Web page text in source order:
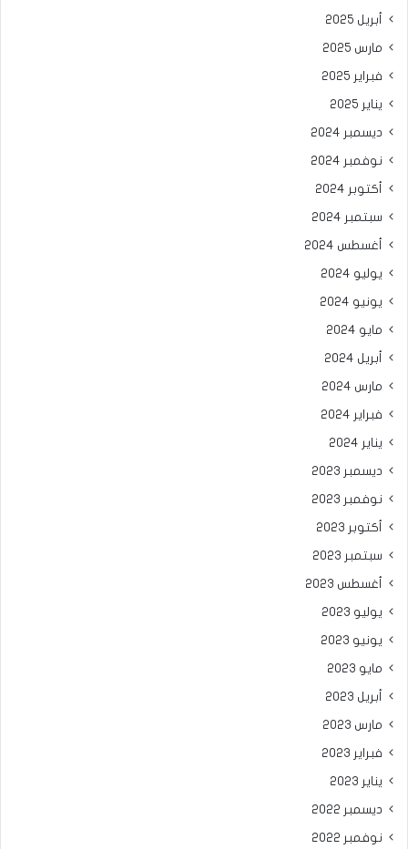
أبريل 2025
مارس 2025
فبراير 2025
يناير 2025
ديسمبر 2024
نوفمبر 2024
أكتوبر 2024
سبتمبر 2024
أغسطس 2024
يوليو 2024
يونيو 2024
مايو 2024
أبريل 2024
مارس 2024
فبراير 2024
يناير 2024
ديسمبر 2023
نوفمبر 2023
أكتوبر 2023
سبتمبر 2023
أغسطس 2023
يوليو 2023
يونيو 2023
مايو 2023
أبريل 2023
مارس 2023
فبراير 2023
يناير 2023
ديسمبر 2022
نوفمبر 2022